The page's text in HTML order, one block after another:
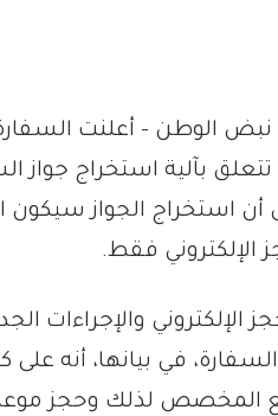
نبض الوطن – ​أعلنت
بآلية استخراج جواز
الإلكتروني فقط.
الإلكتروني والإجراءات
في بيانها، أنه على
المخصص لذلك وحجز موعد